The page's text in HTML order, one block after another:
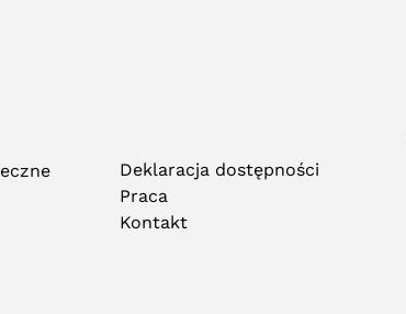
Deklaracja dostępności
Praca
Kontakt